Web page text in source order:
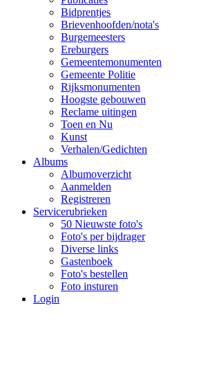
Bidprentjes
Brievenhoofden/nota's
Burgemeesters
Ereburgers
Gemeentemonumenten
Gemeente Politie
Rijksmonumenten
Hoogste gebouwen
Reclame uitingen
Toen en Nu
Kunst
Verhalen/Gedichten
Albums
Albumoverzicht
Aanmelden
Registreren
Servicerubrieken
50 Nieuwste foto's
Foto's per bijdrager
Diverse links
Gastenboek
Foto's bestellen
Foto insturen
Login